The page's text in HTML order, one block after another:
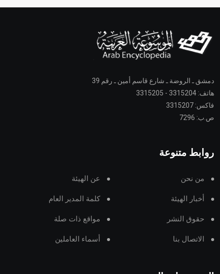
دمشق ـ الروضة ـ شارع قاسم أمين ـ رقم 39
هاتف: 3315204 - 3315205
فاكس: 3315207
ص.ب: 7296
روابط متنوعة
من نحن عن الهيئة
أخبار الهيئة كلمة المدير العام
حقوق النشر مواقع ذات صلة
الاتصال بنا أسماء العاملين